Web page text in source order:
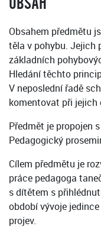
Obsahem předmětu
těla v pohybu. Jejich
základních
Hledání těchto
V neposlední řadě
komentovat při jejich
Předmět je propojen
Pedagogický
Cílem předmětu je
práce pedagoga
s dítětem s
období vývoje
projev.